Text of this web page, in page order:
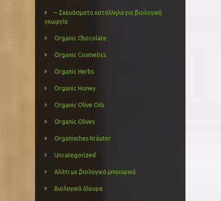
– Σκευάσματα καταλληλα για βιολογική
γεωργία
Organic Chocolate
Organic Cosmetics
Organic Herbs
Organic Honey
Organic Olive Oils
Organic Olives
Organisches Kräuter
Uncategorized
Αλάτι με βιολογικά μπαχαρικά
Βιολογικά άλευρα